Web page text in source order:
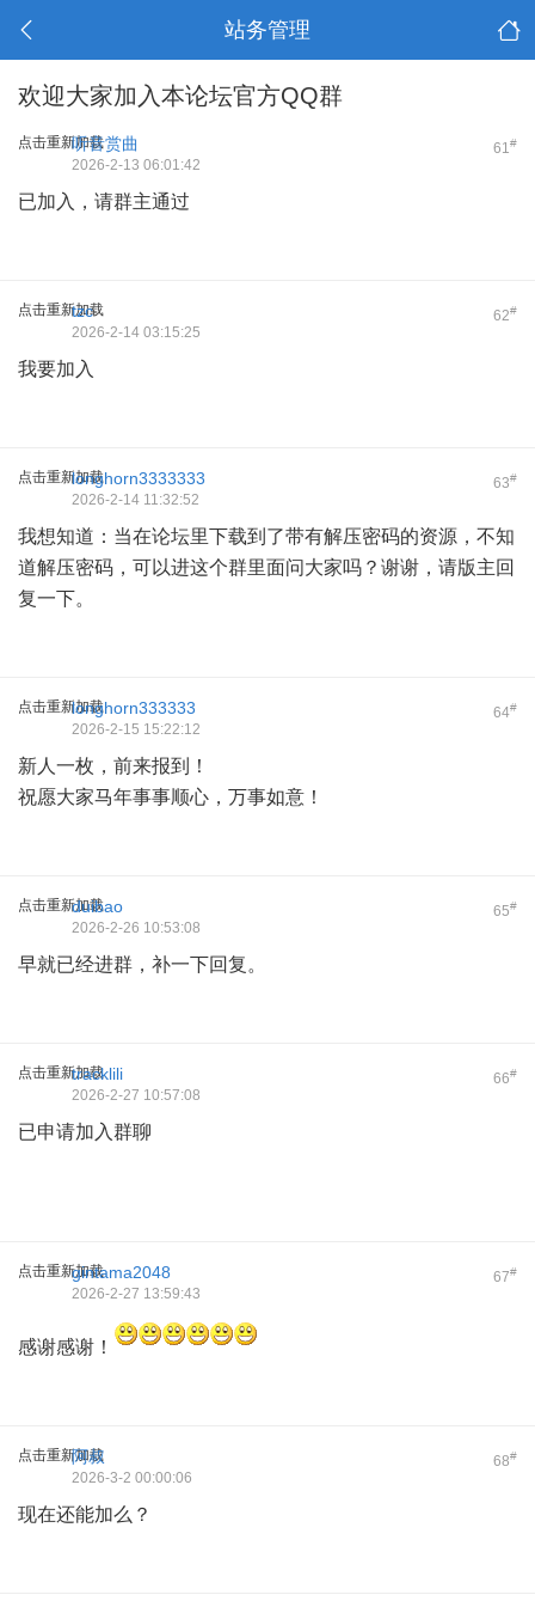
站务管理
欢迎大家加入本论坛官方QQ群
点击重新加载 61#
听音赏曲
2026-2-13 06:01:42
已加入，请群主通过
点击重新加载 62#
tzc
2026-2-14 03:15:25
我要加入
点击重新加载 63#
longhorn3333333
2026-2-14 11:32:52
我想知道：当在论坛里下载到了带有解压密码的资源，不知
道解压密码，可以进这个群里面问大家吗？谢谢，请版主回
复一下。
点击重新加载 64#
longhorn333333
2026-2-15 15:22:12
新人一枚，前来报到！
祝愿大家马年事事顺心，万事如意！
点击重新加载 65#
duibao
2026-2-26 10:53:08
早就已经进群，补一下回复。
点击重新加载 66#
tracklili
2026-2-27 10:57:08
已申请加入群聊
点击重新加载 67#
gintama2048
2026-2-27 13:59:43
感谢感谢！
点击重新加载 68#
阿叔
2026-3-2 00:00:06
现在还能加么？